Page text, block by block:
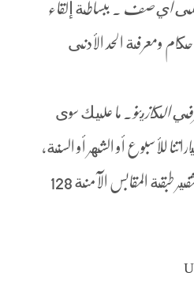
على أي صف . ببساطة إلقاء
ومعرفة الحد الأدنى
في الكازينو. ما عليك سوى
للأسبوع أو الشهر أو السنة،
يتم استخدام خوارزمية تشفير طبقة المقابس الآمنة 128